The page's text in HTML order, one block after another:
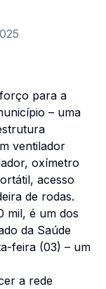
para a
– uma
ventilador
oxímetro
acesso
de rodas.
mil, é um dos
da Saúde
feira (03) – um
a rede